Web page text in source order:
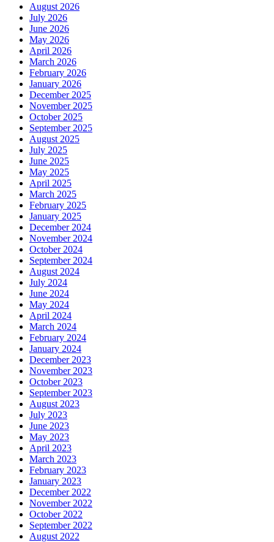
August 2026
July 2026
June 2026
May 2026
April 2026
March 2026
February 2026
January 2026
December 2025
November 2025
October 2025
September 2025
August 2025
July 2025
June 2025
May 2025
April 2025
March 2025
February 2025
January 2025
December 2024
November 2024
October 2024
September 2024
August 2024
July 2024
June 2024
May 2024
April 2024
March 2024
February 2024
January 2024
December 2023
November 2023
October 2023
September 2023
August 2023
July 2023
June 2023
May 2023
April 2023
March 2023
February 2023
January 2023
December 2022
November 2022
October 2022
September 2022
August 2022